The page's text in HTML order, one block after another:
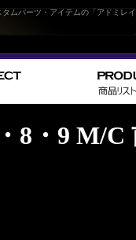
ムパーツ・アイテムの「アドミレ
8・9 M/C